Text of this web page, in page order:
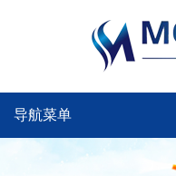
导航菜单